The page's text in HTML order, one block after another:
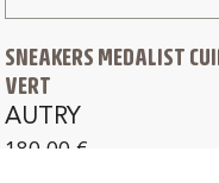
SNEAKERS MEDALIST
VERT
AUTRY
180,00€